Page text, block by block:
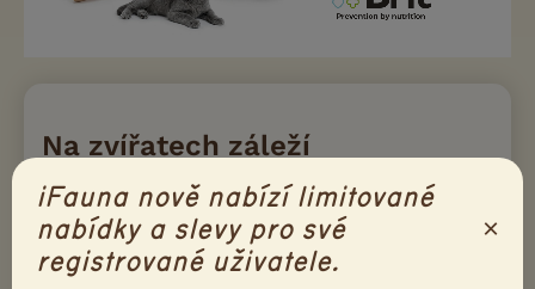
Na zvířatech záleží
iFauna nově nabízí limitované
nabídky a slevy pro své
registrované uživatele.
×